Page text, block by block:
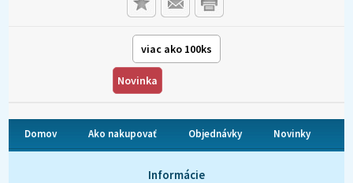
viac ako 100ks
Novinka
Domov Ako nakupovať Objednávky Novinky
Informácie